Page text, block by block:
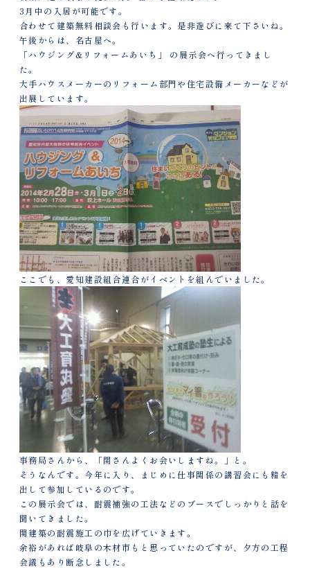
3月中の入居が可能です。
合わせて建築無料相談会も行います。是非遊びに来て下さいね。
午後からは、名古屋へ。
「ハウジング&リフォームあいち」 の展示会へ行ってきまし
た。
大手ハウスメーカーのリフォーム部門や住宅設備メーカーなどが
出展しています。
ここでも、愛知建設組合連合がイベントを組んでいました。
事務局さんから、「関さんよくお会いしますね。」と。
そうなんです。今年に入り、まじめに仕事関係の講習会にも精を
出して参加しているのです。
この展示会では、耐震補強の工法などのブースでしっかりと話を
聞いてきました。
関建築の耐震施工の巾を広げていきます。
余裕があれば岐阜の木材市もと思っていたのですが、夕方の工程
会議もあり断念しました。